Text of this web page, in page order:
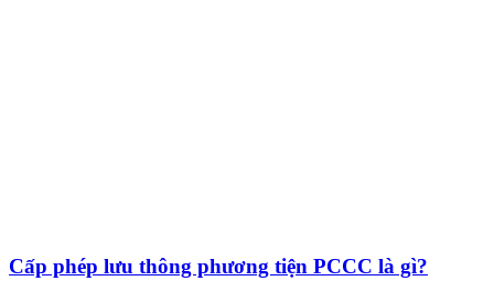
Cấp phép lưu thông phương tiện PCCC là gì?